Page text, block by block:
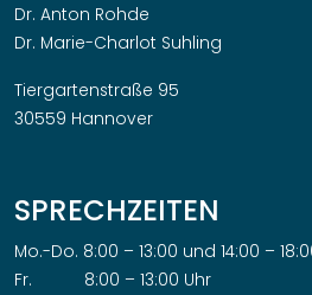
Dr. Anton Rohde
Dr. Marie-Charlot Suhling
Tiergartenstraße 95
30559 Hannover
SPRECHZEITEN
Mo.-Do. 8:00 – 13:00 und 14:00 –
Fr. 8:00 – 13:00 Uhr